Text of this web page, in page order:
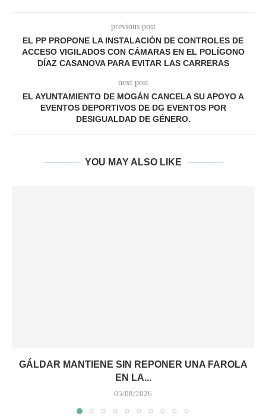
previous post
EL PP PROPONE LA INSTALACIÓN DE CONTROLES DE
ACCESO VIGILADOS CON CÁMARAS EN EL POLÍGONO
DÍAZ CASANOVA PARA EVITAR LAS CARRERAS
next post
EL AYUNTAMIENTO DE MOGÁN CANCELA SU APOYO A
EVENTOS DEPORTIVOS DE DG EVENTOS POR
DESIGUALDAD DE GÉNERO.
YOU MAY ALSO LIKE
GÁLDAR MANTIENE SIN REPONER UNA FAROLA
EN LA...
05/08/2026